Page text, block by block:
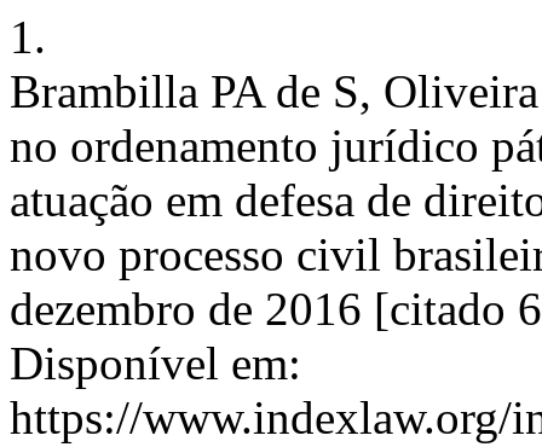
1.
Brambilla PA de S,
no ordenamento jurídico
atuação em defesa de
novo processo civil
dezembro de 2016 [citado
Disponível em:
https://www.indexlaw.org/